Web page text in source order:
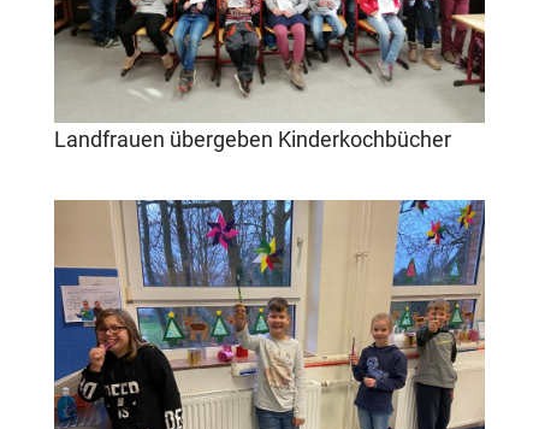
Landfrauen übergeben Kinderkochbücher